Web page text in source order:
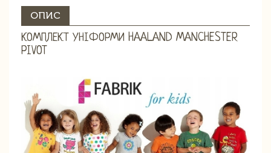
ОПИС
КОМПЛЕКТ УНІФОРМИ HAALAND MANCHESTER
PIVOT